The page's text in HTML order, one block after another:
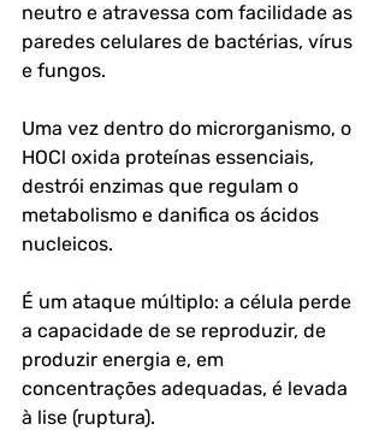
neutro e atravessa com facilidade as
paredes celulares de bactérias, vírus
e fungos.
Uma vez dentro do microrganismo, o
HOCl oxida proteínas essenciais,
destrói enzimas que regulam o
metabolismo e danifica os ácidos
nucleicos.
É um ataque múltiplo: a célula perde
a capacidade de se reproduzir, de
produzir energia e, em
concentrações adequadas, é levada
à lise (ruptura).